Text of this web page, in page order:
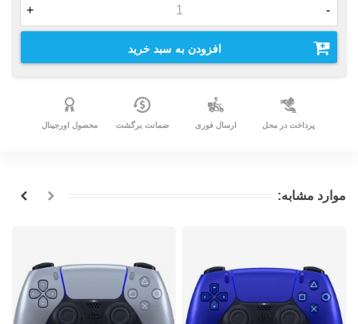
-
+
افزودن به سبد خرید
پرداخت در محل ارسال فوری ضمانت برگشت محصول اورجینال
موارد مشابه: